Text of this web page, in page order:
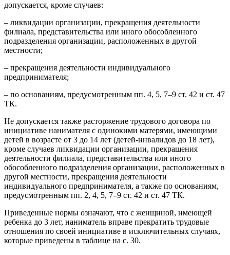
допускается, кроме случаев:
– ликвидации организации, прекращения деятельности
филиала, представительства или иного обособленного
подразделения организации, расположенных в другой
местности;
– прекращения деятельности индивидуального
предпринимателя;
– по основаниям, предусмотренным пп. 4, 5, 7–9 ст. 42 и ст. 47
ТК.
Не допускается также расторжение трудового договора по
инициативе нанимателя с одинокими матерями, имеющими
детей в возрасте от 3 до 14 лет (детей-инвалидов до 18 лет),
кроме случаев ликвидации организации, прекращения
деятельности филиала, представительства или иного
обособленного подразделения организации, расположенных в
другой местности, прекращения деятельности
индивидуального предпринимателя, а также по основаниям,
предусмотренным пп. 2, 4, 5, 7–9 ст. 42 и ст. 47 ТК.
Приведенные нормы означают, что с женщиной, имеющей
ребенка до 3 лет, наниматель вправе прекратить трудовые
отношения по своей инициативе в исключительных случаях,
которые приведены в таблице на с. 30.